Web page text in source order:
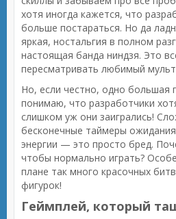
хотя иногда кажется, что
больше постараться. Но да
яркая, ностальгия в полном
настоящая банда ниндзя. Это
пересматривать любимый
Но, если честно, одно
понимаю, что разработчики
слишком уж они заигрались!
бесконечные таймеры
энергии — это просто бред.
чтобы нормально играть?
плане так много красочных
фигурок!
Геймплей, который